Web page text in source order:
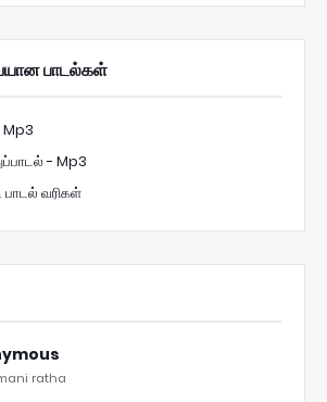
பாடல்கள்
Mp3
- Mp3
வரிகள்
ratha